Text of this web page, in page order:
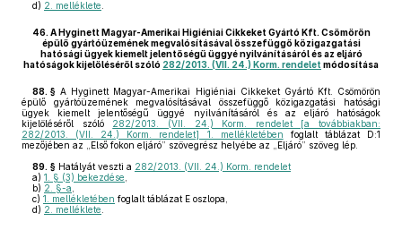
d) 2. melléklete
46. A Hyginett Magyar-Amerikai Higiéniai Cikkeket Gyártó Kft. Csömörön
épülő gyártóüzemének megvalósításával összefüggő közigazgatási
hatósági ügyek kiemelt jelentőségű üggyé nyilvánításáról és az eljáró
hatóságok kijelöléséről szóló 282/2013. (VII. 24.) Korm. rendelet módosítása
88. § A Hyginett Magyar-Amerikai Higiéniai Cikkeket Gyártó Kft. Csömörön
épülő gyártóüzemének megvalósításával összefüggő közigazgatási hatósági
ügyek kiemelt jelentőségű üggyé nyilvánításáról és az eljáró hatóságok
kijelöléséről szóló 282/2013. (VII. 24.) Korm. rendelet [a továbbiakban:
282/2013. (VII. 24.) Korm. rendelet] 1. mellékletében foglalt táblázat D:1
mezőjében az „Első fokon eljáró” szövegrész helyébe az „Eljáró” szöveg lép.
89. § Hatályát veszti a 282/2013. (VII. 24.) Korm. rendelet
a) 1. § (3) bekezdése
b) 2. §-a
c) 1. mellékletében foglalt táblázat E oszlopa,
d) 2. melléklete